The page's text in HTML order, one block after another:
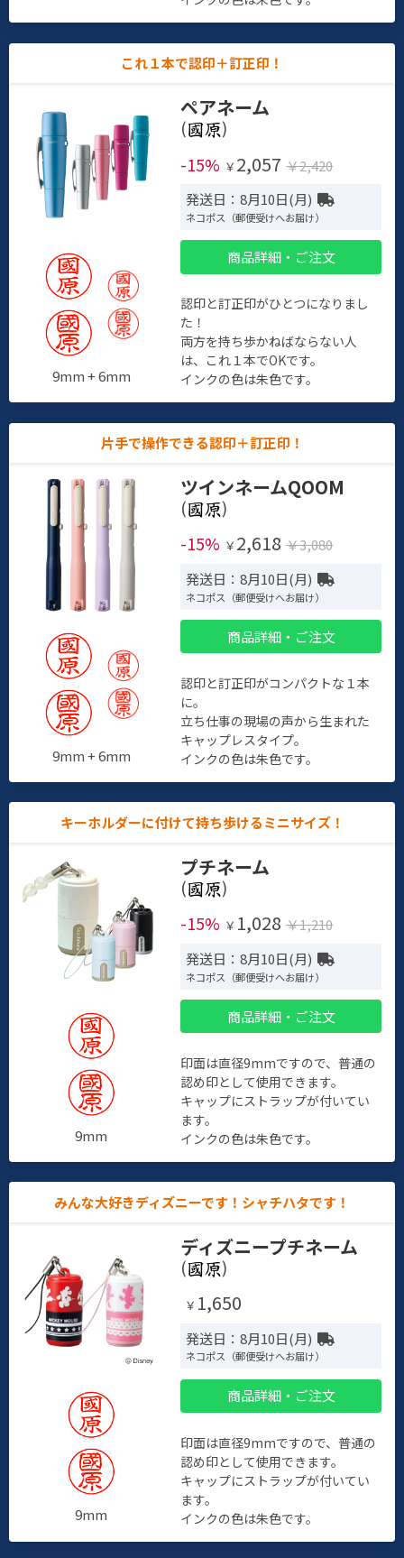
これ１本で認印＋訂正印！
9mm + 6mm
ペアネーム
(
)
-15% ￥ 2,057 ￥2,420
発送日：8月10日(月)
ネコポス（郵便受けへお届け）
商品詳細・ご注文
認印と訂正印がひとつになりまし
た！
両方を持ち歩かねばならない人
は、これ１本でOKです。
インクの色は朱色です。
片手で操作できる認印＋訂正印！
9mm + 6mm
ツインネームQOOM
(
)
-15% ￥ 2,618 ￥3,080
発送日：8月10日(月)
ネコポス（郵便受けへお届け）
商品詳細・ご注文
認印と訂正印がコンパクトな１本
に。
立ち仕事の現場の声から生まれた
キャップレスタイプ。
インクの色は朱色です。
キーホルダーに付けて持ち歩けるミニサイズ！
9mm
プチネーム
(
)
-15% ￥ 1,028 ￥1,210
発送日：8月10日(月)
ネコポス（郵便受けへお届け）
商品詳細・ご注文
印面は直径9mmですので、普通の
認め印として使用できます。
キャップにストラップが付いてい
ます。
インクの色は朱色です。
みんな大好きディズニーです！シャチハタです！
9mm
ディズニープチネーム
( )
￥ 1,650
発送日：8月10日(月)
ネコポス（郵便受けへお届け）
商品詳細・ご注文
印面は直径9mmですので、普通の
認め印として使用できます。
キャップにストラップが付いてい
ます。
インクの色は朱色です。